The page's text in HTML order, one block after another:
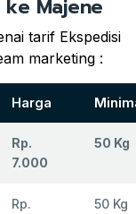
Majene
tarif Ekspedisi
marketing :
Harga
Rp.
7.000
50 Kg
Rp.
50 Kg